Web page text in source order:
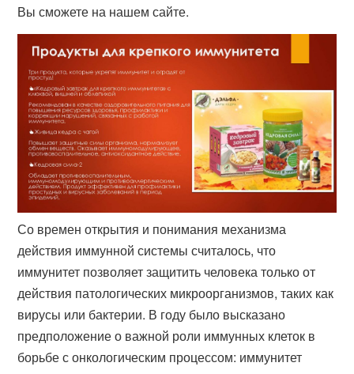
Вы сможете на нашем сайте.
Со времен открытия и понимания механизма
действия иммунной системы считалось, что
иммунитет позволяет защитить человека только от
действия патологических микроорганизмов, таких как
вирусы или бактерии. В году было высказано
предположение о важной роли иммунных клеток в
борьбе с онкологическим процессом: иммунитет